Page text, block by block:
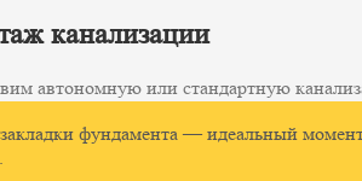
канализации
автономную или стандартную
фундамента — идеальный